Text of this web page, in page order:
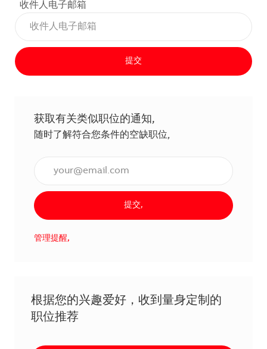
收件人电子邮箱
提交
获取有关类似职位的通知,
随时了解符合您条件的空缺职位,
提交,
管理提醒,
根据您的兴趣爱好，收到量身定制的
职位推荐